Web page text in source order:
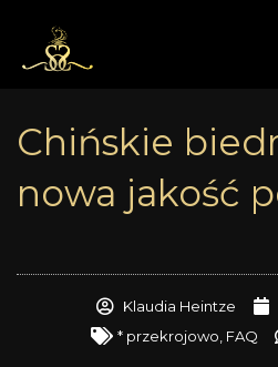
treści
Chińskie
nowa jakość
Klaudia Heintze
* przekrojowo FAQ